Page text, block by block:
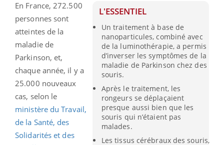
L'ESSENTIEL
Un traitement à base de
nanoparticules, combiné avec
de la luminothérapie, a permis
d’inverser les symptômes de la
maladie de Parkinson chez des
souris.
Après le traitement, les
rongeurs se déplaçaient
presque aussi bien que les
souris qui n’étaient pas
malades.
Les tissus cérébraux des souris,
En France, 272.500
personnes sont
atteintes de la
maladie de
Parkinson, et,
chaque année, il y a
25.000 nouveaux
cas, selon le
ministère du Travail,
de la Santé, des
Solidarités et des